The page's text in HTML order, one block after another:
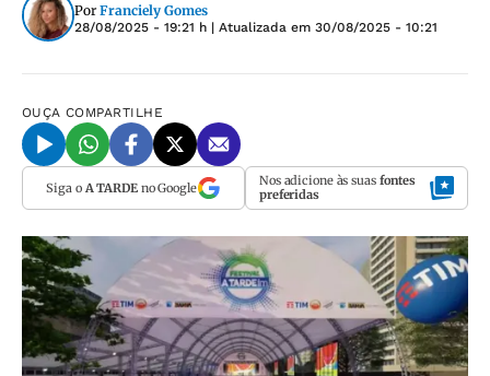
Por Franciely Gomes
28/08/2025 - 19:21 h | Atualizada em 30/08/2025 - 10:21
OUÇA COMPARTILHE
Siga o A TARDEno Google Nos adicione às suas fontes
preferidas